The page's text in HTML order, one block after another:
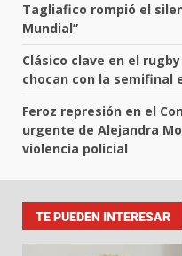
Tagliafico rompió el
Mundial”
Clásico clave en el
chocan con la semifinal
Feroz represión en el
urgente de Alejandra
violencia policial
TE PUEDEN INTERESAR